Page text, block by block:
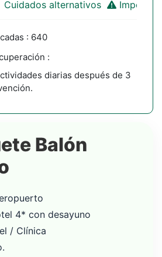
Cuidados alternativos
: 640
:
diarias después de 3
Balón
4* con desayuno
/ Clínica